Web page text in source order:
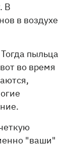
В
в воздухе
пыльца
во время
"ваши"